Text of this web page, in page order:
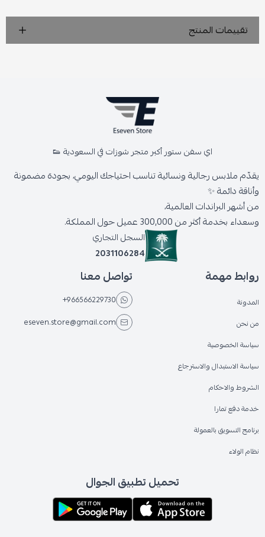
تقييمات المنتج
اي سفن ستور أكبر متجر شوزات في السعودية 👟
يقدّم ملابس رجالية ونسائية تناسب احتياجك اليومي، بجودة مضمونة
وأناقة دائمة ✨
من أشهر البراندات العالمية،
وسعداء بخدمة أكثر من 300,000 عميل حول المملكة.
السجل التجاري
2031106284
روابط مهمة
المدونة
من نحن
سياسة الخصوصية
سياسة الاستبدال والاسترجاع
الشروط والاحكام
خدمة دفع تمارا
برنامج التسويق بالعمولة
نظام الولاء
تواصل معنا
+966566229730
eseven.store@gmail.com
تحميل تطبيق الجوال